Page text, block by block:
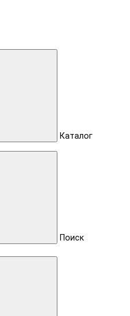
Каталог
Поиск